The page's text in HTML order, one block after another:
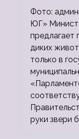
зоопарки
Фото:
ЮГ»
предлагает
диких
только в
руки звери